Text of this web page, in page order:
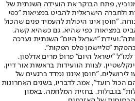
פתח הבוקר את הועידה השנתית של
ולחברה הישראלית להביט במציאות "כפי
"חוסן אינו היכולת להעמיד פנים שהכול
במציאות כפי שהיא, גם כשהיא קשה,
ועידת "ישראל היום" השנתית נערכה
בהפקת "פליישמן פלס הפקות".
"ישראל היום" פרופ' מרים אדלסון,
לצוות הוועידות בראשות אור דיין,
"חוסן איננו נמדד ברגעים של
הכול רועד", אמר. לדבריו, בשנים האחרונות
בגבולות, בחזית המלחמה, באמון